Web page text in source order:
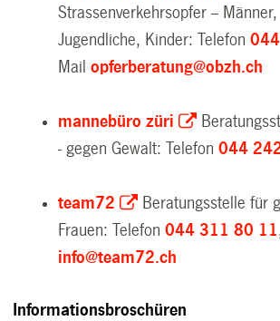
Strassenverkehrsopfer --
Jugendliche, Kinder: Telefon
Mailopferberatung@obzh.ch
mannebüro züri
- gegen Gewalt: Telefon044
team72
Beratungsstelle für
Frauen: Telefon044 311 80 11
info@team72.ch
Informationsbroschüren